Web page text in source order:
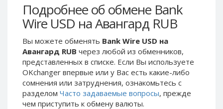
Подробнее об обмене Bank
Wire USD на Авангард RUB
Вы можете обменять Bank Wire USD на
Авангард RUB через любой из обменников,
представленных в списке. Если Вы используете
OKchanger впервые или у Вас есть какие-либо
сомнения или затруднения, ознакомьтесь с
разделом Часто задаваемые вопросы, прежде
чем приступить к обмену валюты.
Skril EUR
Skril INR
Skril PLN
Skril GBP
Skril AUD
Skril NOK
Skril SEK
Skril EUR
Skril INR
Skril PLN
Skril GBP
Skril AUD
Skril NOK